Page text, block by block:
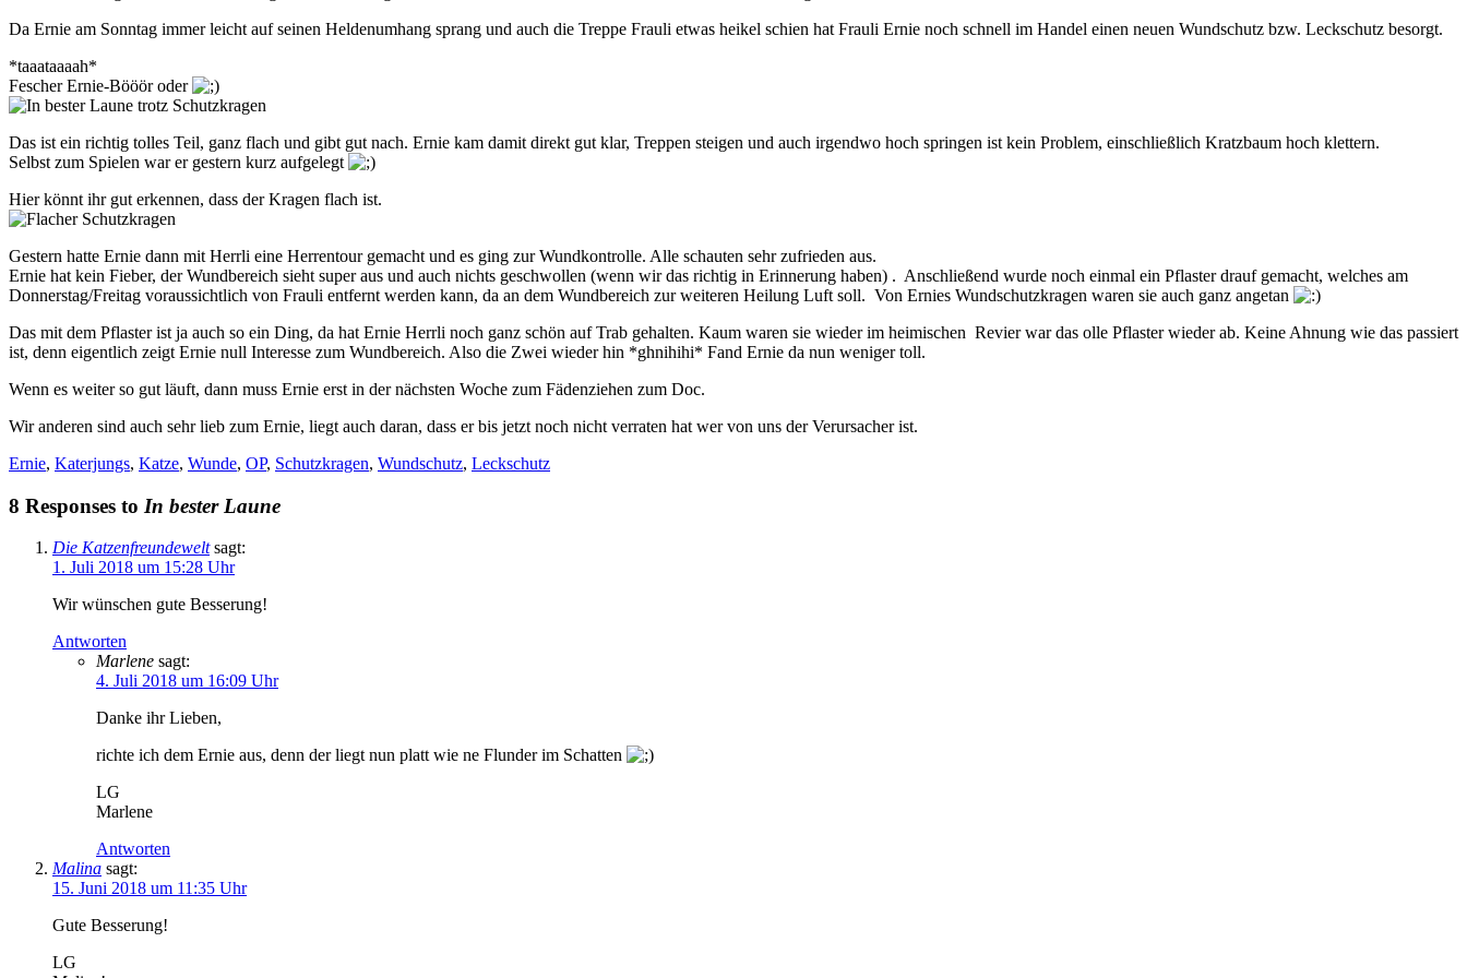
Da Ernie am Sonntag immer leicht auf seinen Heldenumhang sprang und auch die Treppe Frauli etwas heikel schien hat Frauli Ernie noch schnell im Handel einen neuen Wundschutz bzw. Leckschutz besorgt.
*taaataaaah*
Fescher Ernie-Bööör oder
Das ist ein richtig tolles Teil, ganz flach und gibt gut nach. Ernie kam damit direkt gut klar, Treppen steigen und auch irgendwo hoch springen ist kein Problem, einschließlich Kratzbaum hoch klettern.
Selbst zum Spielen war er gestern kurz aufgelegt
Hier könnt ihr gut erkennen, dass der Kragen flach ist.
Gestern hatte Ernie dann mit Herrli eine Herrentour gemacht und es ging zur Wundkontrolle. Alle schauten sehr zufrieden aus.
Ernie hat kein Fieber, der Wundbereich sieht super aus und auch nichts geschwollen (wenn wir das richtig in Erinnerung haben) . Anschließend wurde noch einmal ein Pflaster drauf gemacht, welches am
Donnerstag/Freitag voraussichtlich von Frauli entfernt werden kann, da an dem Wundbereich zur weiteren Heilung Luft soll. Von Ernies Wundschutzkragen waren sie auch ganz angetan
Das mit dem Pflaster ist ja auch so ein Ding, da hat Ernie Herrli noch ganz schön auf Trab gehalten. Kaum waren sie wieder im heimischen Revier war das olle Pflaster wieder ab. Keine Ahnung wie das passiert
ist, denn eigentlich zeigt Ernie null Interesse zum Wundbereich. Also die Zwei wieder hin *ghnihihi* Fand Ernie da nun weniger toll.
Wenn es weiter so gut läuft, dann muss Ernie erst in der nächsten Woche zum Fädenziehen zum Doc.
Wir anderen sind auch sehr lieb zum Ernie, liegt auch daran, dass er bis jetzt noch nicht verraten hat wer von uns der Verursacher ist.
Ernie, Katerjungs, Katze, Wunde, OP, Schutzkragen, Wundschutz, Leckschutz
8 Responses to In bester Laune
Die Katzenfreundewelt sagt:
1. Juli 2018 um 15:28 Uhr
Wir wünschen gute Besserung!
Antworten
Marlene sagt:
4. Juli 2018 um 16:09 Uhr
Danke ihr Lieben,
richte ich dem Ernie aus, denn der liegt nun platt wie ne Flunder im Schatten
LG
Marlene
Antworten
Malina sagt:
15. Juni 2018 um 11:35 Uhr
Gute Besserung!
LG